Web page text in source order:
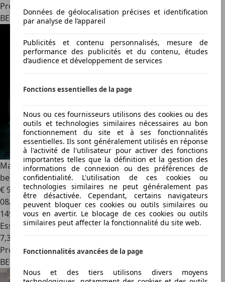
Données de géolocalisation précises et identification
par analyse de l’appareil
Publicités et contenu personnalisés, mesure de
performance des publicités et du contenu, études
d’audience et développement de services
Fonctions essentielles de la page
Nous ou ces fournisseurs utilisons des cookies ou des
outils et technologies similaires nécessaires au bon
fonctionnement du site et à ses fonctionnalités
essentielles. Ils sont généralement utilisés en réponse
à l'activité de l'utilisateur pour activer des fonctions
importantes telles que la définition et la gestion des
informations de connexion ou des préférences de
confidentialité. L'utilisation de ces cookies ou
technologies similaires ne peut généralement pas
être désactivée. Cependant, certains navigateurs
peuvent bloquer ces cookies ou outils similaires ou
vous en avertir. Le blocage de ces cookies ou outils
similaires peut affecter la fonctionnalité du site web.
Fonctionnalités avancées de la page
Nous et des tiers utilisons divers moyens
Professionnel
BE 3020
Mazda MX-5MX-5 Roadster Coupé / belge / garantie / très
belle
€ 9 990
08/2008
149 900 km
Essence
7,3 l/100 km (mixte)
Professionnel
BE 7863